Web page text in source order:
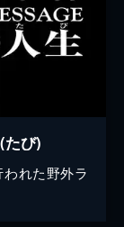
たび)
れた野外ラ